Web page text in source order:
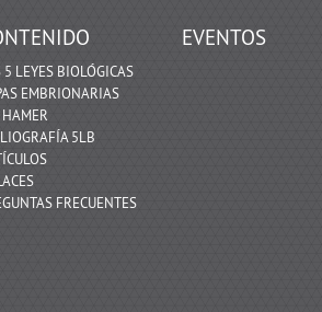
5 LEYES BIOLÓGICAS
EMBRIONARIAS
HAMER
5LB
FRECUENTES
EVENTOS